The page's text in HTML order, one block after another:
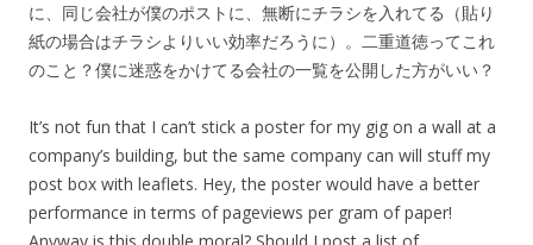
に、同じ会社が僕のポストに、無断にチラシを入れてる（貼り
紙の場合はチラシよりいい効率だろうに）。二重道徳ってこれ
のこと？僕に迷惑をかけてる会社の一覧を公開した方がいい？
It’s not fun that I can’t stick a poster for my gig on a wall at a
company’s building, but the same company can will stuff my
post box with leaflets. Hey, the poster would have a better
performance in terms of pageviews per gram of paper!